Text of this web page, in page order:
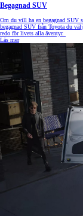
Begagnad SUV
Om du vill ha en begagnad SUV
begagnad SUV från Toyota du
redo för livets alla äventyr.
Läs mer